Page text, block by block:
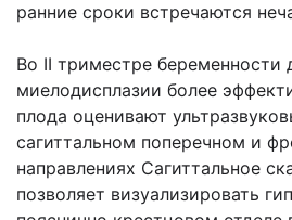
ранние сроки встречаются
Во II триместре беременности
миелодисплазии более
плода оценивают
сагиттальном поперечном и
направлениях Сагиттальное
позволяет визуализировать